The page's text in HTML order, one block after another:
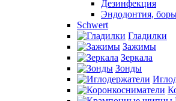
Дезинфекция
Эндодонтия,
Schwert
Гладилки
Зажимы
Зеркала
Зонды